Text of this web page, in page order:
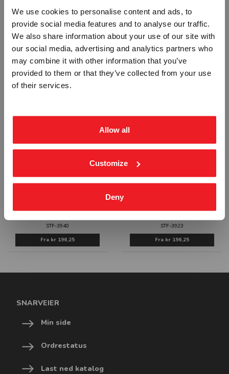
We use cookies to personalise content and ads, to
provide social media features and to analyse our traffic.
We also share information about your use of our site with
our social media, advertising and analytics partners who
may combine it with other information that you’ve
provided to them or that they’ve collected from your use
of their services.
Allow all
Customize
Deny
SKILT
PARKERING FORBUDT - HVIT PVC
MEDIKAMENTER MED RUSVIRKNING
STF-3940
Fra kr 196,25
IKKE HOPP I VANNET - HVIT PVC
STF-3923
Fra kr 196,25
SNARVEIER
Min side
Ordrestatus
Last ned katalog
Vennligst velg portal
BEDRIFT PRIVAT